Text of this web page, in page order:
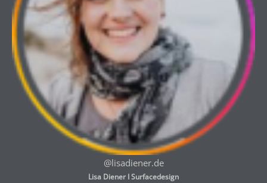
@lisadiener.de
Lisa Diener I Surfacedesign